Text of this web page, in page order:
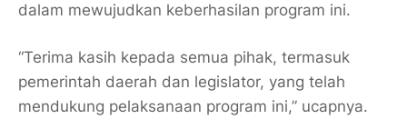
dalam mewujudkan keberhasilan program ini.
“Terima kasih kepada semua pihak, termasuk
pemerintah daerah dan legislator, yang telah
mendukung pelaksanaan program ini,” ucapnya.